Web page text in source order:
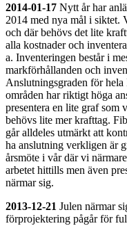
2014-01-17 Nytt år har
2014 med nya mål i siktet.
och där behövs det lite
alla kostnader och
a. Inventeringen består i
markförhållanden och
Anslutningsgraden för
områden har riktigt höga
presentera en lite graf som
behövs lite mer krafttag.
går alldeles utmärkt att
ha anslutning verkligen är
årsmöte i vår där vi
arbetet hittills men även
närmar sig.
2013-12-21 Julen närmar
förprojektering pågår för